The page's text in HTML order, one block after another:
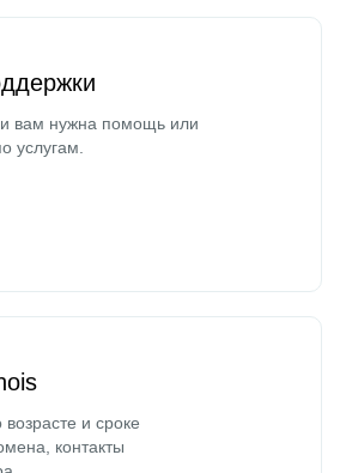
вам нужна помощь или
услугам.
и сроке
контакты